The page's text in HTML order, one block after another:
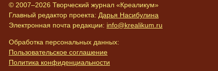
© 2007–2026 Творческий журнал «Креаликум»
Главный редактор проекта: Дарья Насибулина
Электронная почта редакции: info@krealikum.ru
Обработка персональных данных:
Пользовательское соглашение
Политика конфиденциальности